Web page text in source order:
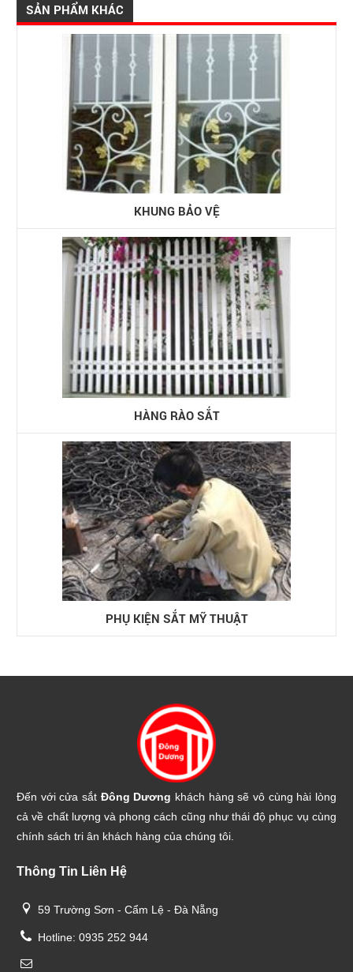
SẢN PHẨM KHÁC
KHUNG BẢO VỆ
HÀNG RÀO SẮT
PHỤ KIỆN SẮT MỸ THUẬT
Đến với cửa sắt Đông Dương khách hàng sẽ vô cùng hài lòng
cả về chất lượng và phong cách cũng như thái độ phục vụ cùng
chính sách tri ân khách hàng của chúng tôi.
Thông Tin Liên Hệ
59 Trường Sơn - Cẩm Lệ - Đà Nẵng
Hotline: 0935 252 944